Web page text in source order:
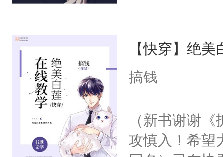
来，给老公
用力——为你
【快穿】绝
搞钱
（新书谢谢
攻慎入！希望